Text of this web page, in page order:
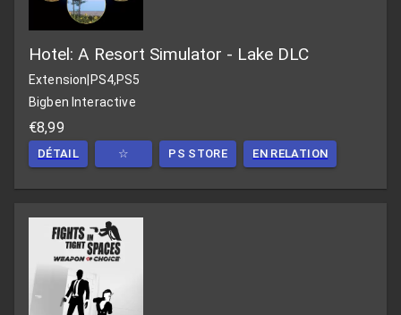
Hotel: A Resort Simulator - Lake DLC
Extension PS4,PS5
Bigben Interactive
€8,99
DÉTAIL ☆ PS STORE EN RELATION